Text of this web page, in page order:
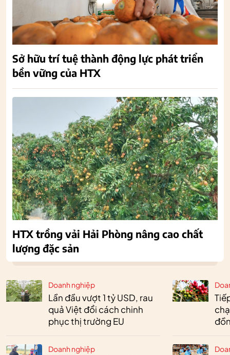
Doanh nghiệp
Lần đầu vượt 1 tỷ USD, rau
quả Việt đổi cách chinh
phục thị trường EU
Doanh nghiệp
Sở hữu trí tuệ thành động lực phát triển
bền vững của HTX
HTX trồng vải Hải Phòng nâng cao chất
lượng đặc sản